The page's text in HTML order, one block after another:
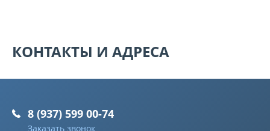
КОНТАКТЫ И АДРЕСА
8 (937) 599 00-74
Заказать звонок